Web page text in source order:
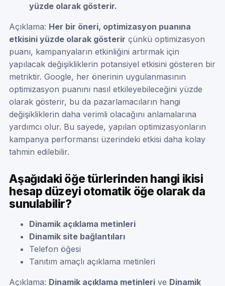
yüzde olarak gösterir.
Açıklama: Her bir öneri, optimizasyon puanına
etkisini yüzde olarak gösterir çünkü optimizasyon
puanı, kampanyaların etkinliğini artırmak için
yapılacak değişikliklerin potansiyel etkisini gösteren bir
metriktir. Google, her önerinin uygulanmasının
optimizasyon puanını nasıl etkileyebileceğini yüzde
olarak gösterir, bu da pazarlamacıların hangi
değişikliklerin daha verimli olacağını anlamalarına
yardımcı olur. Bu sayede, yapılan optimizasyonların
kampanya performansı üzerindeki etkisi daha kolay
tahmin edilebilir.
Aşağıdaki öğe türlerinden hangi ikisi
hesap düzeyi otomatik öğe olarak da
sunulabilir?
Dinamik açıklama metinleri
Dinamik site bağlantıları
Telefon öğesi
Tanıtım amaçlı açıklama metinleri
Açıklama: Dinamik açıklama metinleri ve Dinamik